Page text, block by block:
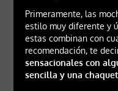
Primeramente, las
estilo muy diferente y
estas combinan con
recomendación, te
sensacionales con
sencilla y una